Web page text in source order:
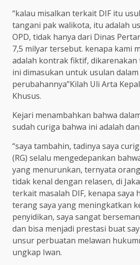
“kalau misalkan terkait DIF itu
tangani pak walikota, itu adalah
OPD, tidak hanya dari Dinas
7,5 milyar tersebut. kenapa kami
adalah kontrak fiktif, dikarenakan
ini dimasukan untuk usulan dalam
perubahannya”Kilah Uli Arta
Khusus.
Kejari menambahkan bahwa
sudah curiga bahwa ini adalah
“saya tambahin, tadinya saya
(RG) selalu mengedepankan
yang menurunkan, ternyata
tidak kenal dengan relasen, di
terkait masalah DIF, kenapa saya
terang saya yang meningkatkan
penyidikan, saya sangat
dan bisa menjadi prestasi buat
unsur perbuatan melawan
ungkap Iwan.